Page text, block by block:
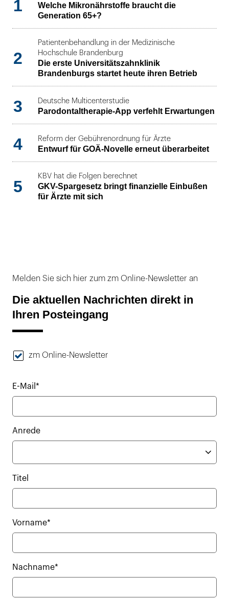
1
Welche Mikronährstoffe braucht die
Generation 65+?
2
Patientenbehandlung in der Medizinische
Hochschule Brandenburg
Die erste Universitätszahnklinik
Brandenburgs startet heute ihren Betrieb
3 Deutsche Multicenterstudie
Parodontaltherapie-App verfehlt Erwartungen
4 Reform der Gebührenordnung für Ärzte
Entwurf für GOÄ-Novelle erneut überarbeitet
5
KBV hat die Folgen berechnet
GKV-Spargesetz bringt finanzielle Einbußen
für Ärzte mit sich
Melden Sie sich hier zum zm Online-Newsletter an
Die aktuellen Nachrichten direkt in
Ihren Posteingang
zm Online-Newsletter
E-Mail*
Anrede
Titel
Vorname*
Nachname*